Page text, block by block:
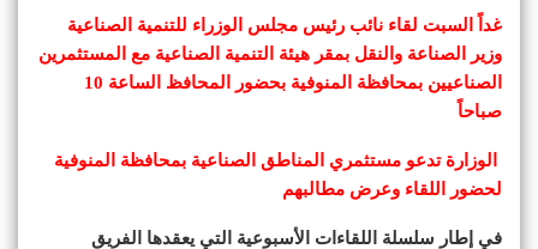
غداً السبت لقاء نائب رئيس مجلس الوزراء للتنمية الصناعية
وزير الصناعة والنقل بمقر هيئة التنمية الصناعية مع المستثمرين
الصناعيين بمحافظة المنوفية بحضور المحافظ الساعة 10
صباحاً
الوزارة تدعو مستثمري المناطق الصناعية بمحافظة المنوفية
لحضور اللقاء وعرض مطالبهم
في إطار سلسلة اللقاءات الأسبوعية التي يعقدها الفريق